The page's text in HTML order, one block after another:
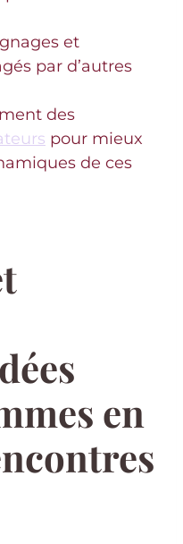
et
par d’autres
des
pour mieux
de ces
en